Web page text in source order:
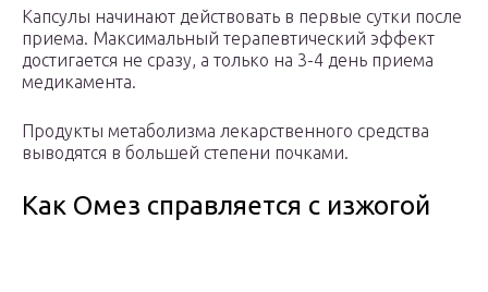
Капсулы начинают действовать в первые сутки после
приема. Максимальный терапевтический эффект
достигается не сразу, а только на 3-4 день приема
медикамента.
Продукты метаболизма лекарственного средства
выводятся в большей степени почками.
Как Омез справляется с изжогой